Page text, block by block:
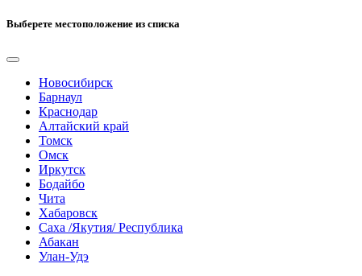
Выберете местоположение из списка
Новосибирск
Барнаул
Краснодар
Алтайский край
Томск
Омск
Иркутск
Бодайбо
Чита
Хабаровск
Саха /Якутия/ Республика
Абакан
Улан-Удэ